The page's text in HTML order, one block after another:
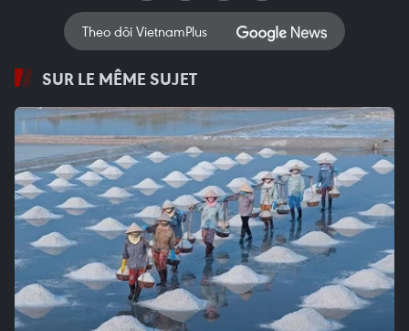
Theo dõi VietnamPlus
SUR LE MÊME SUJET